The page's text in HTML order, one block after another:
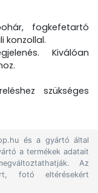
fogkefetartó
konzollal.
Kiválóan
szükséges
és a gyártó által
a termékek adatait
Az
fotó eltérésekért